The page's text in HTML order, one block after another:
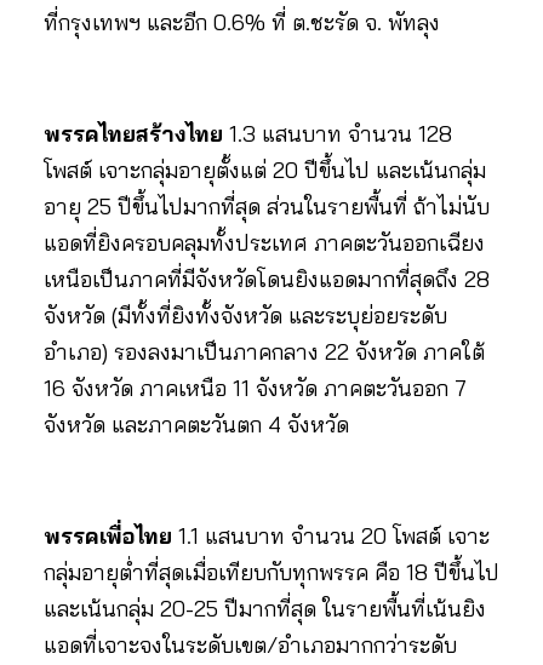
ที่กรุงเทพฯ และอีก 0.6% ที่ ต.ชะรัด จ. พัทลุง
พรรคไทยสร้างไทย 1.3 แสนบาท จำนวน 128
โพสต์ เจาะกลุ่มอายุตั้งแต่ 20 ปีขึ้นไป และเน้นกลุ่ม
อายุ 25 ปีขึ้นไปมากที่สุด ส่วนในรายพื้นที่ ถ้าไม่นับ
แอดที่ยิงครอบคลุมทั้งประเทศ ภาคตะวันออกเฉียง
เหนือเป็นภาคที่มีจังหวัดโดนยิงแอดมากที่สุดถึง 28
จังหวัด (มีทั้งที่ยิงทั้งจังหวัด และระบุย่อยระดับ
อำเภอ) รองลงมาเป็นภาคกลาง 22 จังหวัด ภาคใต้
16 จังหวัด ภาคเหนือ 11 จังหวัด ภาคตะวันออก 7
จังหวัด และภาคตะวันตก 4 จังหวัด
พรรคเพื่อไทย 1.1 แสนบาท จำนวน 20 โพสต์ เจาะ
กลุ่มอายุต่ำที่สุดเมื่อเทียบกับทุกพรรค คือ 18 ปีขึ้นไป
และเน้นกลุ่ม 20-25 ปีมากที่สุด ในรายพื้นที่เน้นยิง
แอดที่เจาะจงในระดับเขต/อำเภอมากกว่าระดับ